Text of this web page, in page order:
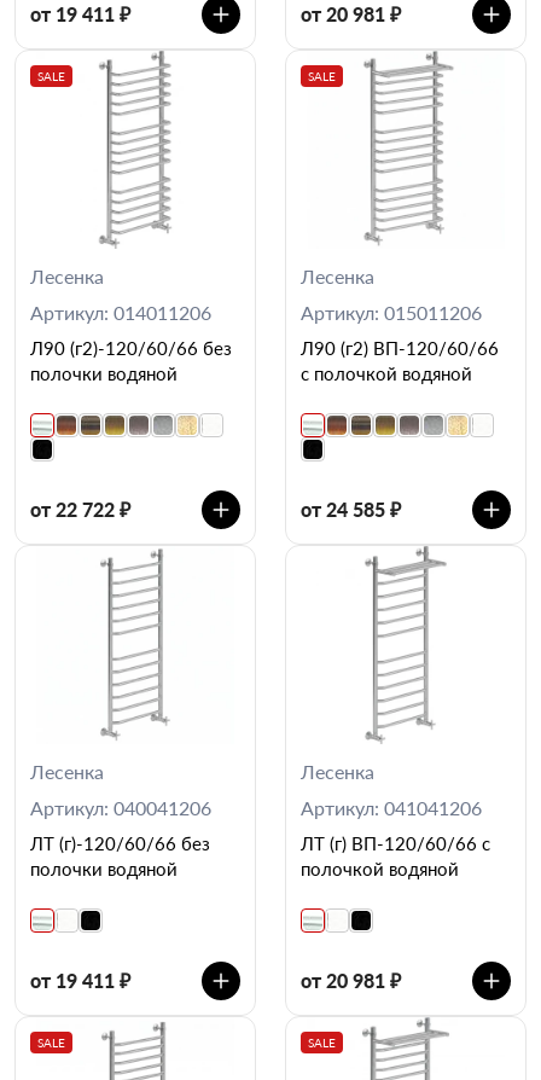
от 19 411 ₽ от 20 981 ₽
SALE
Лесенка
Артикул: 014011206
Л90 (г2)-120/60/66 без
полочки водяной
от 22 722 ₽
SALE
Лесенка
Артикул: 015011206
Л90 (г2) ВП-120/60/66
с полочкой водяной
от 24 585 ₽
Лесенка
Артикул: 040041206
ЛТ (г)-120/60/66 без
полочки водяной
от 19 411 ₽
Лесенка
Артикул: 041041206
ЛТ (г) ВП-120/60/66 с
полочкой водяной
от 20 981 ₽
SALE SALE